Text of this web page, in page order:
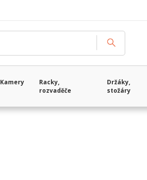
Kamery
Racky,
rozvaděče
Držáky,
stožáry